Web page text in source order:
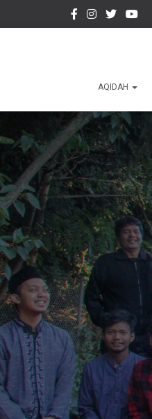
AQIDAH